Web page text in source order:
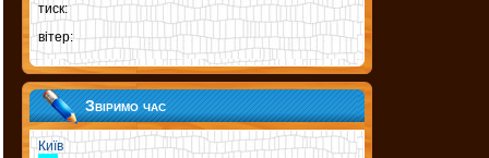
тиск:
вітер:
Звіримо час
Київ